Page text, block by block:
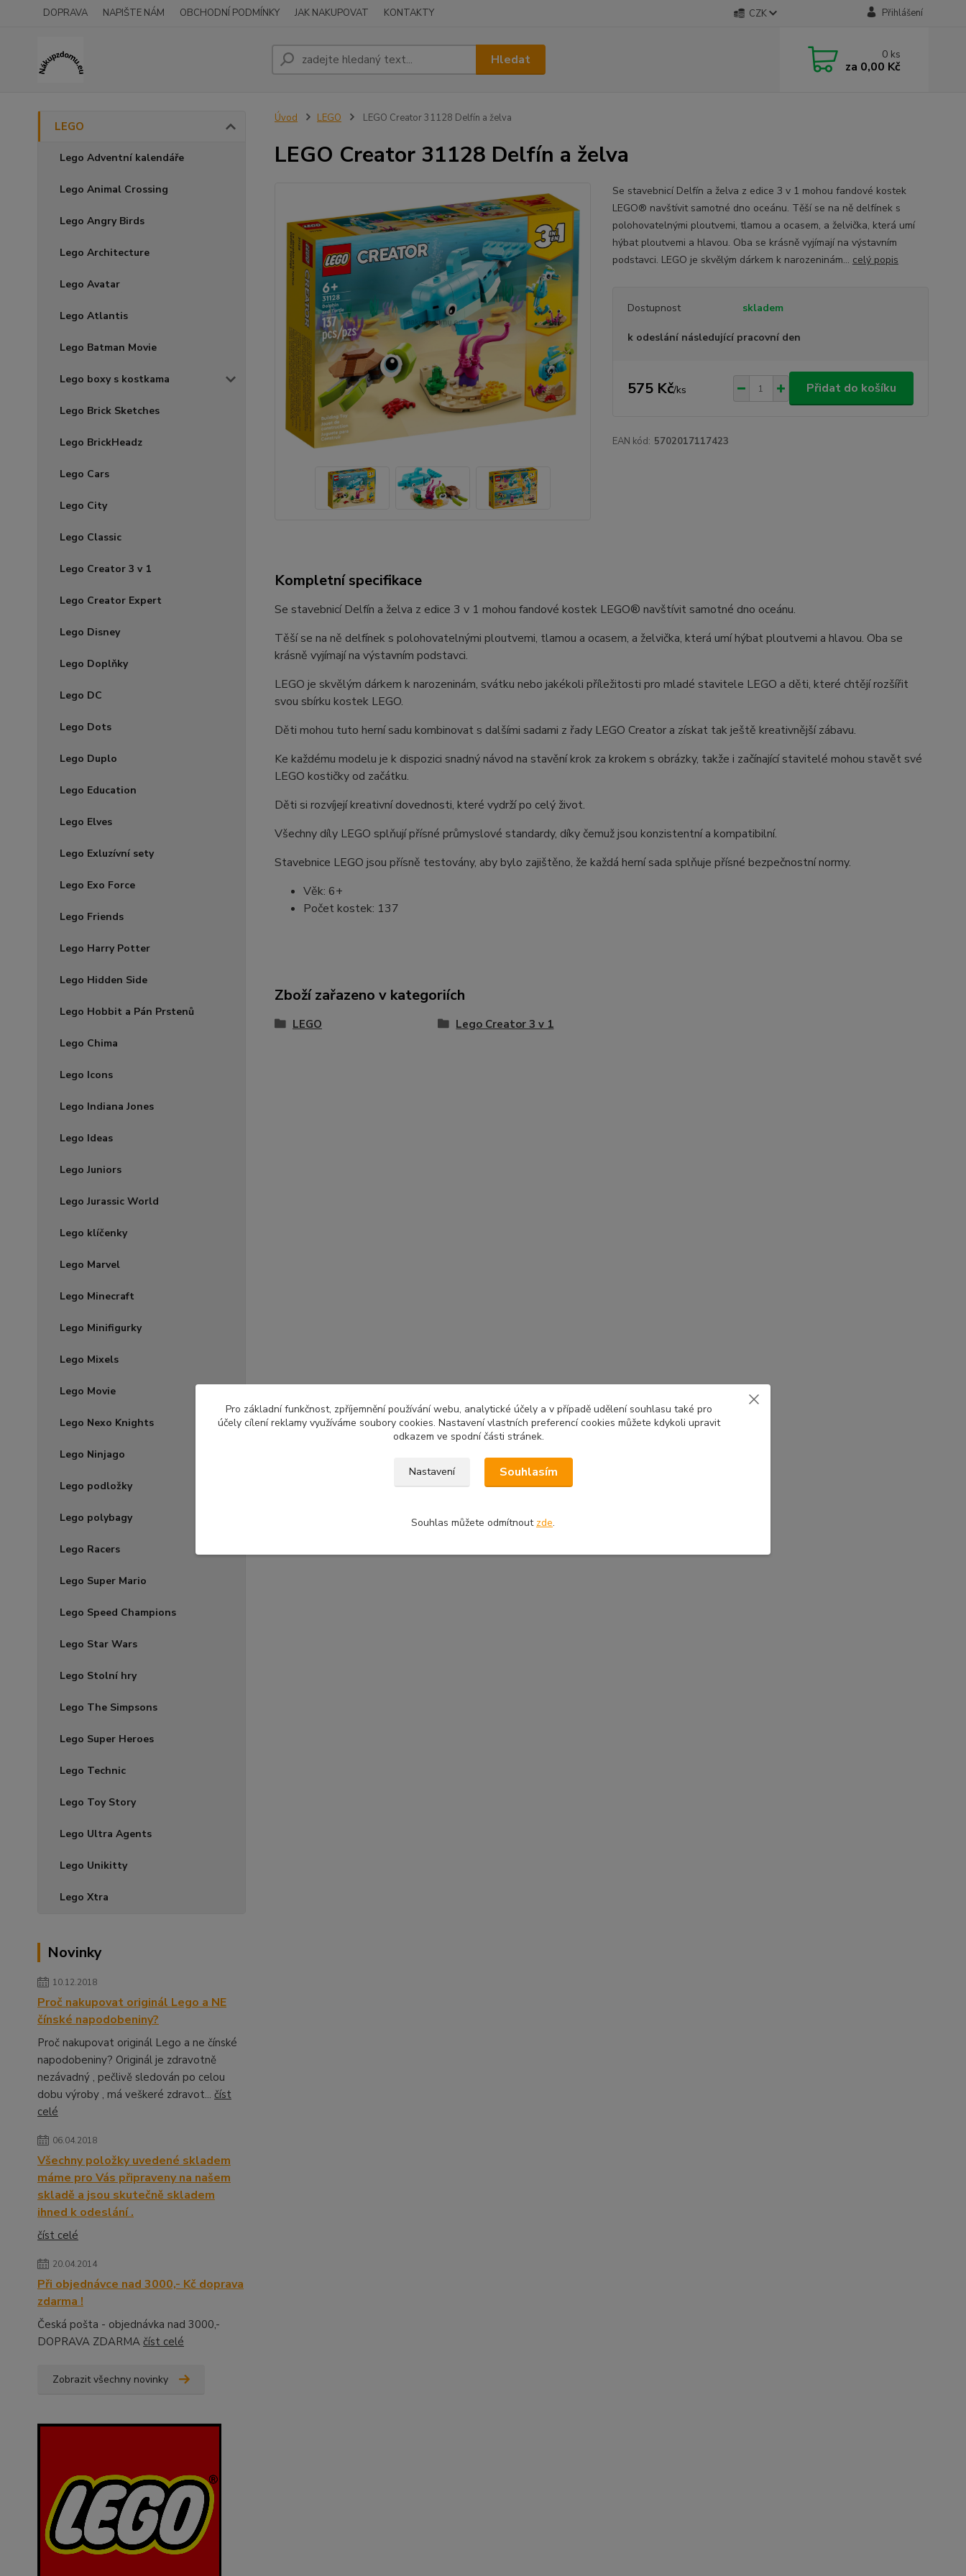
DOPRAVA NAPIŠTE NÁM OBCHODNÍ PODMÍNKY JAK NAKUPOVAT KONTAKTY CZK Přihlášení
Hledat 0 ks
za 0,00 Kč
LEGO
Lego Adventní kalendáře
Lego Animal Crossing
Lego Angry Birds
Lego Architecture
Lego Avatar
Lego Atlantis
Lego Batman Movie
Lego boxy s kostkama
Lego Brick Sketches
Lego BrickHeadz
Lego Cars
Lego City
Lego Classic
Lego Creator 3 v 1
Lego Creator Expert
Lego Disney
Lego Doplňky
Lego DC
Lego Dots
Lego Duplo
Lego Education
Lego Elves
Lego Exluzívní sety
Lego Exo Force
Lego Friends
Lego Harry Potter
Lego Hidden Side
Lego Hobbit a Pán Prstenů
Lego Chima
Lego Icons
Lego Indiana Jones
Lego Ideas
Lego Juniors
Lego Jurassic World
Lego klíčenky
Lego Marvel
Lego Minecraft
Lego Minifigurky
Lego Mixels
Lego Movie
Lego Nexo Knights
Lego Ninjago
Lego podložky
Lego polybagy
Lego Racers
Lego Super Mario
Lego Speed Champions
Lego Star Wars
Lego Stolní hry
Lego The Simpsons
Lego Super Heroes
Lego Technic
Lego Toy Story
Lego Ultra Agents
Lego Unikitty
Lego Xtra
Novinky
10.12.2018
Proč nakupovat originál Lego a NE
čínské napodobeniny?
Proč nakupovat originál Lego a ne čínské
napodobeniny? Originál je zdravotně
nezávadný , pečlivě sledován po celou
dobu výroby , má veškeré zdravot... číst
celé
06.04.2018
Všechny položky uvedené skladem
máme pro Vás připraveny na našem
skladě a jsou skutečně skladem
ihned k odeslání .
číst celé
20.04.2014
Při objednávce nad 3000,- Kč doprava
zdarma !
Česká pošta - objednávka nad 3000,-
DOPRAVA ZDARMA číst celé
Zobrazit všechny novinky
Úvod LEGO LEGO Creator 31128 Delfín a želva
LEGO Creator 31128 Delfín a želva
Se stavebnicí Delfín a želva z edice 3 v 1 mohou fandové kostek
LEGO® navštívit samotné dno oceánu. Těší se na ně delfínek s
polohovatelnými ploutvemi, tlamou a ocasem, a želvička, která umí
hýbat ploutvemi a hlavou. Oba se krásně vyjímají na výstavním
podstavci. LEGO je skvělým dárkem k narozeninám... celý popis
Dostupnost skladem
k odeslání následující pracovní den
575 Kč/ks Přidat do košíku
EAN kód: 5702017117423
Kompletní specifikace
Se stavebnicí Delfín a želva z edice 3 v 1 mohou fandové kostek LEGO® navštívit samotné dno oceánu.
Těší se na ně delfínek s polohovatelnými ploutvemi, tlamou a ocasem, a želvička, která umí hýbat ploutvemi a hlavou. Oba se
krásně vyjímají na výstavním podstavci.
LEGO je skvělým dárkem k narozeninám, svátku nebo jakékoli příležitosti pro mladé stavitele LEGO a děti, které chtějí rozšířit
svou sbírku kostek LEGO.
Děti mohou tuto herní sadu kombinovat s dalšími sadami z řady LEGO Creator a získat tak ještě kreativnější zábavu.
Ke každému modelu je k dispozici snadný návod na stavění krok za krokem s obrázky, takže i začínající stavitelé mohou stavět své
LEGO kostičky od začátku.
Děti si rozvíjejí kreativní dovednosti, které vydrží po celý život.
Všechny díly LEGO splňují přísné průmyslové standardy, díky čemuž jsou konzistentní a kompatibilní.
Stavebnice LEGO jsou přísně testovány, aby bylo zajištěno, že každá herní sada splňuje přísné bezpečnostní normy.
Věk: 6+
Počet kostek: 137
Zboží zařazeno v kategoriích
LEGO Lego Creator 3 v 1
Pro základní funkčnost, zpříjemnění používání webu, analytické účely a v případě udělení souhlasu také pro
účely cílení reklamy využíváme soubory cookies. Nastavení vlastních preferencí cookies můžete kdykoli upravit
odkazem ve spodní části stránek.
Nastavení Souhlasím
Souhlas můžete odmítnout zde.